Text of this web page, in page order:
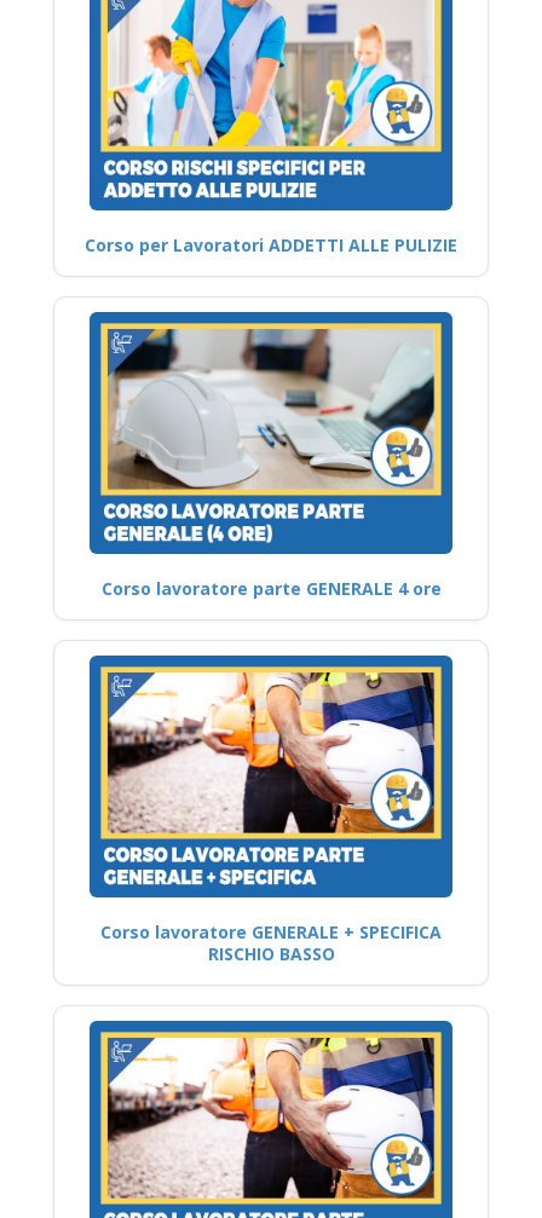
Corso per Lavoratori ADDETTI ALLE PULIZIE
Corso lavoratore parte GENERALE 4 ore
Corso lavoratore GENERALE + SPECIFICA
RISCHIO BASSO